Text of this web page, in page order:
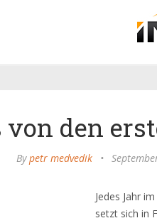
von den
Bypetr medvedik •
Jedes Jahr
setzt sich in